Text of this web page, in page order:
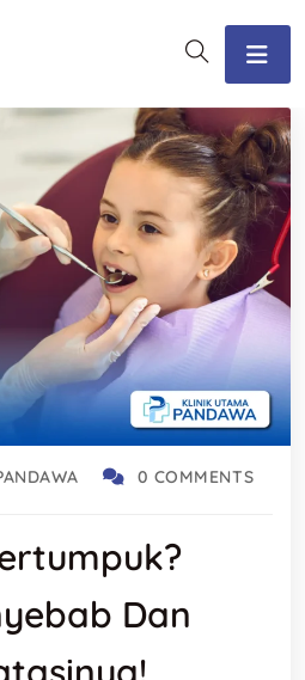
0 COMMENTS
Dan